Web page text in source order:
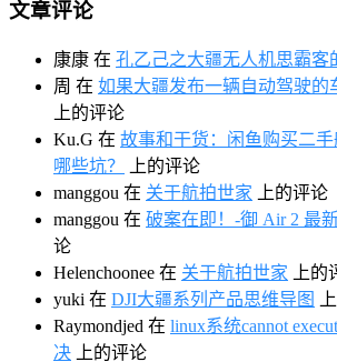
文章评论
康康 在 孔乙己之大疆无人机思霸客
周 在 如果大疆发布一辆自动驾驶的
上的评论
Ku.G 在 故事和干货：闲鱼购买二
哪些坑？
上的评论
manggou 在 关于航拍世家 上的评论
manggou 在 破案在即！-御 Air 2 最
论
Helenchoonee 在 关于航拍世家 上的
yuki 在 DJI大疆系列产品思维导图
Raymondjed 在 linux系统cannot
决 上的评论